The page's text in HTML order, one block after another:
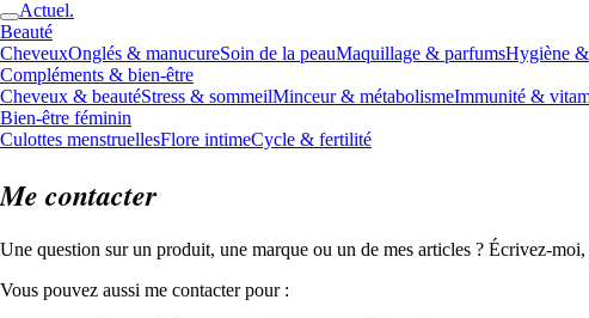
Actuel.
Beauté
CheveuxOnglés & manucureSoin de la peauMaquillage & parfumsHygiène
Compléments & bien-être
Cheveux & beautéStress & sommeilMinceur & métabolismeImmunité &
Bien-être féminin
Culottes menstruellesFlore intimeCycle & fertilité
Me contacter
Une question sur un produit, une marque ou un de mes articles ? Écrivez-
Vous pouvez aussi me contacter pour :